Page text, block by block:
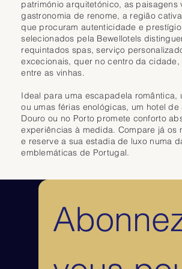
comodidades de alta qualidade e uma atmosfera
simples e materiais nobres criam um ambiente
um fim de semana romântico no Porto ou uma
estrelas.
O spa do Eurostars é um verdadeiro destaque no
Uma sauna, hammam, piscina interior aquecida e
turísticos ou reuniões de negócios. O hotel
spa do Porto por encontrar o equilíbrio perfeito
e o relaxamento.
O restaurante e o lounge bar complementam a
cozinha portuguesa e internacional requintada,
impressiona pela sua localização central, spa
com conforto, elegância e serenidade.
património arquitetónico, as paisagens
gastronomia de renome, a região
que procuram autenticidade e
selecionados pela Bewellotels
requintados spas, serviço
excecionais, quer no centro da
entre as vinhas.
Ideal para uma escapadela romântica,
ou umas férias enológicas, um hotel de
Douro ou no Porto promete conforto
experiências à medida. Compare já os
e reserve a sua estadia de luxo numa
emblemáticas de Portugal.